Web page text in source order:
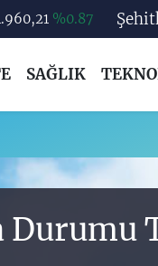
%0.87
%0.32
64,4811 %0.38
%-19
SAĞLIK
Durumu